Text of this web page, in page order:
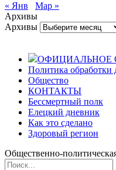
« Янв
Мар »
Архивы
Архивы
ОФИЦИАЛЬНОЕ
Политика обработки
Общество
КОНТАКТЫ
Бессмертный полк
Елецкий дневник
Как это сделано
Здоровый регион
Общественно-